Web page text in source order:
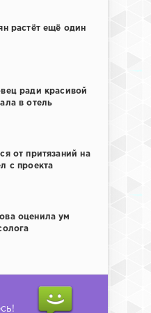
растёт ещё один
ради красивой
в отель
от притязаний на
с проекта
оценила ум